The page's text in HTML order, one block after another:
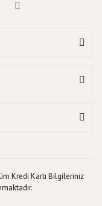
Kredi Kartı Bilgileriniz